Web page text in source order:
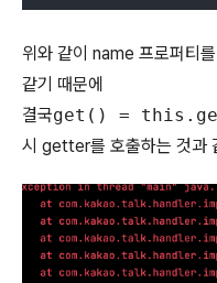
위와 같이 name 프로퍼티
같기 때문에
결국get() =
시 getter를 호출하는 것과